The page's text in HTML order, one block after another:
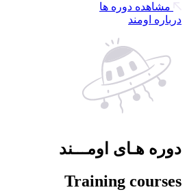
مشاهده دوره ها
درباره اومند
دوره هـای اومـــند
Training courses